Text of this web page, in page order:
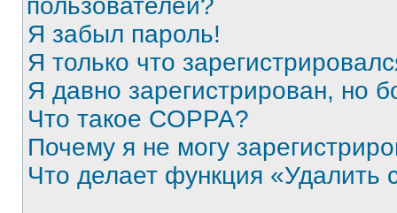
пользователей?
Я забыл пароль!
Я только что
Я давно зарегистрирован, но
Что такое COPPA?
Почему я не могу
Что делает функция «Удалить